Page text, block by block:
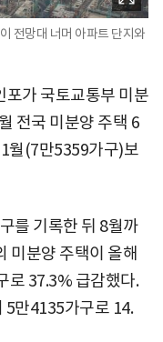
전망대 너머 아파트 단지와
포가 국토교통부 미분
전국 미분양 주택 6
월(7만5359가구)보
를 기록한 뒤 8월까
미분양 주택이 올해
로 37.3% 급감했다.
5만4135가구로 14.